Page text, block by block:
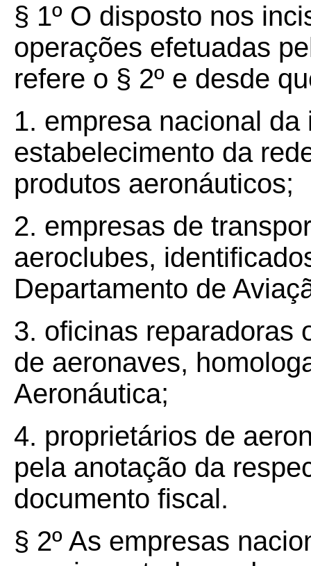
§ 1º O disposto nos
operações efetuadas
refere o § 2º e desde
1. empresa nacional
estabelecimento da
produtos aeronáuticos;
2. empresas de
aeroclubes,
Departamento de
3. oficinas reparadoras
de aeronaves,
Aeronáutica;
4. proprietários de
pela anotação da
documento fiscal.
§ 2º As empresas